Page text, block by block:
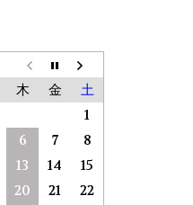
木 金 土
1
6 7
8
13 14
15
20 21
22